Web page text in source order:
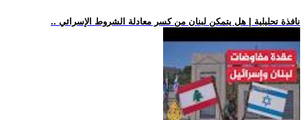
.. نافذة تحليلية | هل يتمكن لبنان من كسر معادلة الشروط الإسرائي